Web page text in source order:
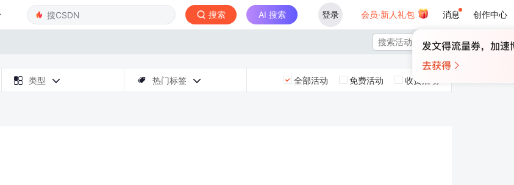
搜索 AI 搜索 登录 会员·新人礼包 消息 创作中心

 类型   热门标签  全部活动 免费活动 收费活动